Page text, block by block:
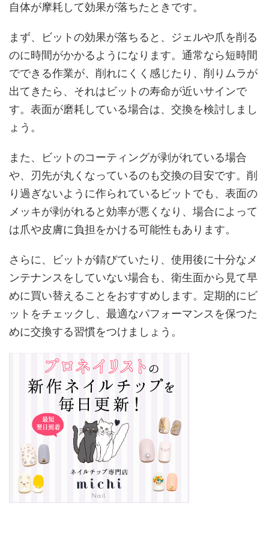
自体が摩耗して効果が落ちたときです。
まず、ビットの効果が落ちると、ジェルや爪を削る
のに時間がかかるようになります。通常なら短時間
でできる作業が、削れにくく感じたり、削りムラが
出てきたら、それはビットの寿命が近いサインで
す。表面が磨耗している場合は、交換を検討しまし
ょう。
また、ビットのコーティングが剥がれている場合
や、刃先が丸くなっているのも交換の目安です。削
り過ぎないように作られているビットでも、表面の
メッキが剥がれると効率が悪くなり、場合によって
は爪や皮膚に負担をかける可能性もあります。
さらに、ビットが錆びていたり、使用後に十分なメ
ンテナンスをしていない場合も、衛生面から見て早
めに買い替えることをおすすめします。定期的にビ
ットをチェックし、最適なパフォーマンスを保つた
めに交換する習慣をつけましょう。